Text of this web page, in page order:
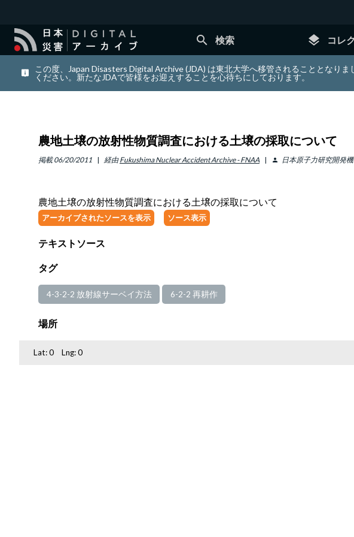
search 検索 layers コレ
この度、Japan Disasters Digital Archive (JDA) は東北大学へ移管されることとなり
ください。新たなJDAで皆様をお迎えすることを心待ちにしております。
農地土壌の放射性物質調査における土壌の採取について
掲載 06/20/2011 経由 Fukushima Nuclear Accident Archive - FNAA person 日本原子力研究開発
農地土壌の放射性物質調査における土壌の採取について
アーカイブされたソースを表示 ソース表示
テキストソース
タグ
4-3-2-2 放射線サーベイ方法 6-2-2 再耕作
場所
Lat:0 Lng:0